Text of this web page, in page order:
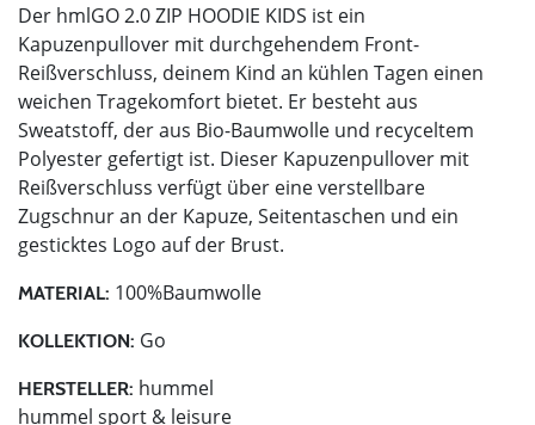
Der hmlGO 2.0 ZIP HOODIE KIDS ist ein
Kapuzenpullover mit durchgehendem Front-
Reißverschluss, deinem Kind an kühlen Tagen einen
weichen Tragekomfort bietet. Er besteht aus
Sweatstoff, der aus Bio-Baumwolle und recyceltem
Polyester gefertigt ist. Dieser Kapuzenpullover mit
Reißverschluss verfügt über eine verstellbare
Zugschnur an der Kapuze, Seitentaschen und ein
gesticktes Logo auf der Brust.
MATERIAL: 100%Baumwolle
KOLLEKTION: Go
HERSTELLER: hummel
hummel sport & leisure